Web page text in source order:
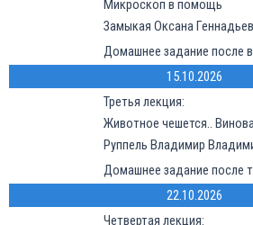
Микроскоп в помощь
Замыкая Оксана
Домашнее задание после
15.10.2026
Третья лекция:
Животное чешется..
Руппель Владимир
Домашнее задание после
22.10.2026
Четвертая лекция: